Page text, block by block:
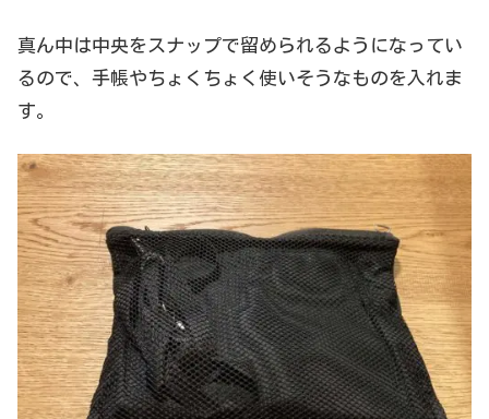
真ん中は中央をスナップで留められるようになってい
るので、手帳やちょくちょく使いそうなものを入れま
す。